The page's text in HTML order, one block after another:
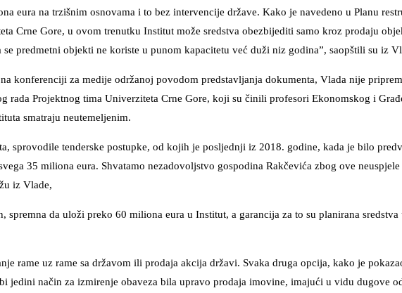
eura na trzišnim osnovama i to bez intervencije države. Kako je navedeno u Planu
Crne Gore, u ovom trenutku Institut može sredstva obezbijediti samo kroz prodaju
predmetni objekti ne koriste u punom kapacitetu već duži niz godina”, saopštili su iz
konferenciji za medije održanoj povodom predstavljanja dokumenta, Vlada nije
rada Projektnog tima Univerziteta Crne Gore, koji su činili profesori Ekonomskog i
smatraju neutemeljenim.
sprovodile tenderske postupke, od kojih je posljednji iz 2018. godine, kada je bilo
35 miliona eura. Shvatamo nezadovoljstvo gospodina Rakčevića zbog ove
iz Vlade,
da uloži preko 60 miliona eura u Institut, a garancija za to su planirana sredstva
rame uz rame sa državom ili prodaja akcija državi. Svaka druga opcija, kako je
jedini način za izmirenje obaveza bila upravo prodaja imovine, imajući u vidu dugove